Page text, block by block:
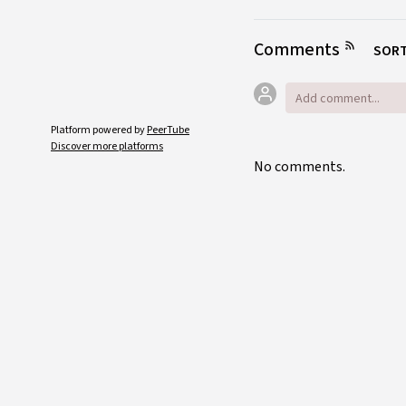
Platform powered byPeerTube
Discover more platforms
Comments
No comments.